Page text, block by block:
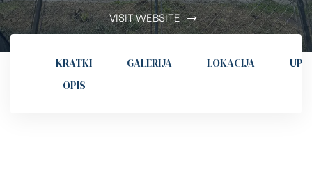
VISIT WEBSITE
KRATKI
OPIS
GALERIJA LOKACIJA UPIT